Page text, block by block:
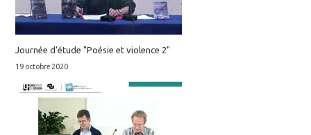
Journée d'étude "Poésie et violence 2"
19 octobre 2020